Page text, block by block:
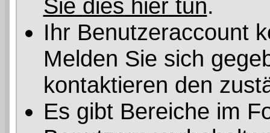
Sie dies hier tun.
Ihr Benutzeraccount
Melden Sie sich
kontaktieren den
Es gibt Bereiche im